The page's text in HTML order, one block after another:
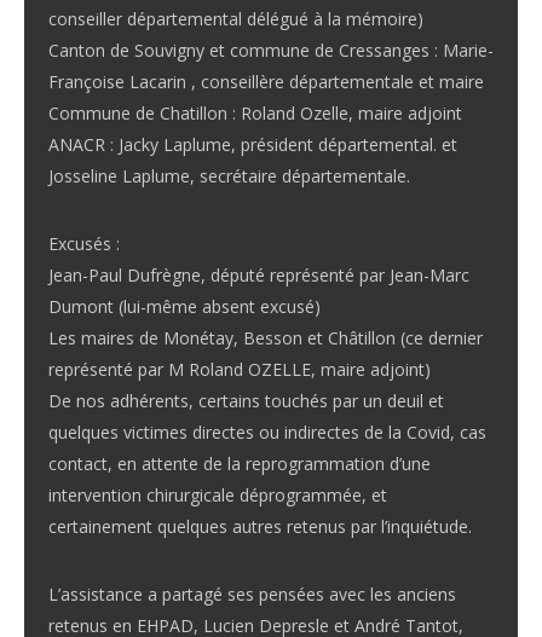
conseiller départemental délégué à la mémoire)
Canton de Souvigny et commune de Cressanges : Marie-
Françoise Lacarin , conseillère départementale et maire
Commune de Chatillon : Roland Ozelle, maire adjoint
ANACR : Jacky Laplume, président départemental. et
Josseline Laplume, secrétaire départementale.
Excusés :
Jean-Paul Dufrègne, député représenté par Jean-Marc
Dumont (lui-même absent excusé)
Les maires de Monétay, Besson et Châtillon (ce dernier
représenté par M Roland OZELLE, maire adjoint)
De nos adhérents, certains touchés par un deuil et
quelques victimes directes ou indirectes de la Covid, cas
contact, en attente de la reprogrammation d’une
intervention chirurgicale déprogrammée, et
certainement quelques autres retenus par l’inquiétude.
L’assistance a partagé ses pensées avec les anciens
retenus en EHPAD, Lucien Depresle et André Tantot,